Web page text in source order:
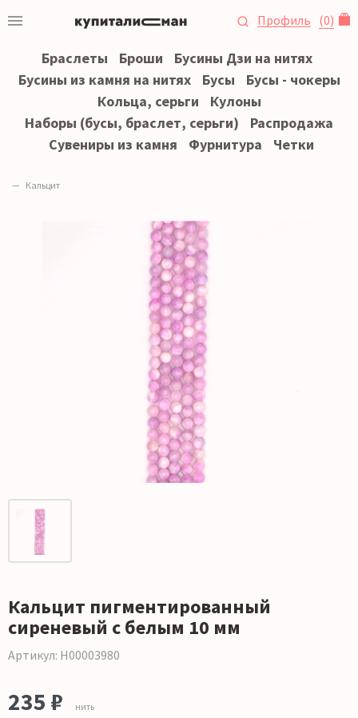
Профиль (0)
Браслеты Броши
Бусины Дзи на нитях
Бусины из камня на нитях
Бусы
Бусы - чокеры
Кольца, серьги
Кулоны
Наборы (бусы, браслет, серьги)
Распродажа
Сувениры из камня
Фурнитура Четки
Кальцит
Кальцит пигментированный
сиреневый с белым 10 мм
Артикул: Н00003980
235 ₽ нить